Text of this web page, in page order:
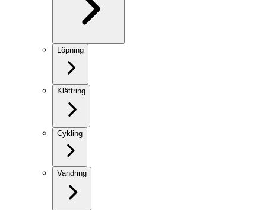
Löpning
Klättring
Cykling
Vandring